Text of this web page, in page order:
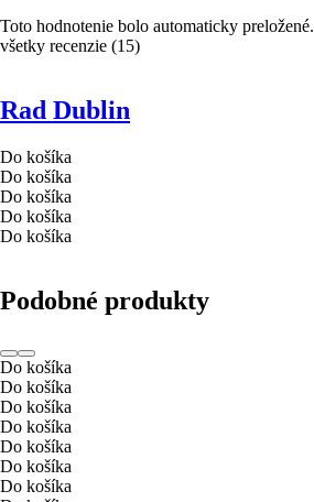
Toto hodnotenie bolo automaticky preložené.
všetky recenzie (15)
Rad Dublin
Do košíka
Do košíka
Do košíka
Do košíka
Do košíka
Podobné produkty
Do košíka
Do košíka
Do košíka
Do košíka
Do košíka
Do košíka
Do košíka